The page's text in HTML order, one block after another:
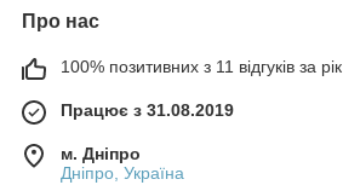
Про нас
100% позитивних з 11 відгуків за рік
Працює з 31.08.2019
м. Дніпро
Дніпро, Україна